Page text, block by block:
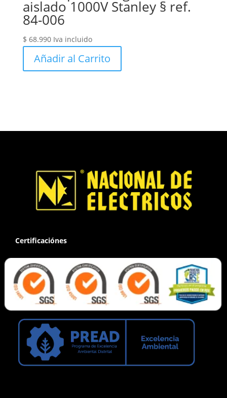
aislado 1000V Stanley § ref.
84-006
$ 68.990 Iva incluido
Añadir al Carrito
Certificaciónes